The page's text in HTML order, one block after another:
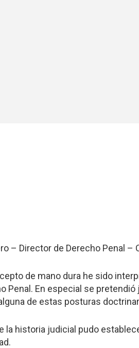
– Director de Derecho Penal –
de mano dura he sido
Penal. En especial se
de estas posturas
la historia judicial pudo